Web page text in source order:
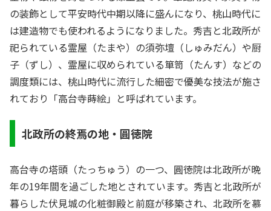
の装飾として平安時代中期以降に盛んになり、桃山時代に
は建造物でも使われるようになりました。秀吉と北政所が
祀られている霊屋（たまや）の須弥壇（しゅみだん）や厨
子（ずし）、霊屋に収められている箪笥（たんす）などの
調度類には、桃山時代に流行した細密で優美な技法が施さ
れており「高台寺蒔絵」と呼ばれています。
北政所の終焉の地・圓徳院
高台寺の塔頭（たっちゅう）の一つ、圓徳院は北政所が晩
年の19年間を過ごした地とされています。秀吉と北政所が
暮らした伏見城の化粧御殿と前庭が移築され、北政所を慕